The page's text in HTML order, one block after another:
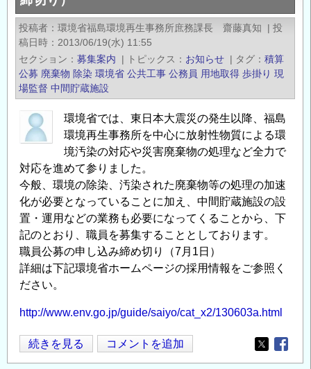
放
射
能
除
染
究
発
会
の
投稿者 環境省福島環境再生事務所庶務課長 齋藤真知 | 投
稿日時
2013/06/19(水) 11:55
セクション
募集案内 | トピックス お知らせ | タグ
積算
公募 廃棄物 除染 環境省 公共工事 公務員 用地取得 歩掛り 現
場監督 中間貯蔵施設
環境省では、東日本大震災の発生以降、福島
環境再生事務所を中心に放射性物質による環
境汚染の対応や災害廃棄物の処理など全力で
対応を進めて参りました。
今般、環境の除染、汚染された廃棄物等の処理の加速
化が必要となっていることに加え、中間貯蔵施設の設
置・運用などの業務も必要になってくることから、下
記のとおり、職員を募集することとしております。
職員公募の申し込み締め切り（7月1日）
詳細は下記環境省ホームページの採用情報をご参照く
ださい。
http://www.env.go.jp/guide/saiyo/cat_x2/130603a.html
環
境
続きを見る コメントを追加
Opens in